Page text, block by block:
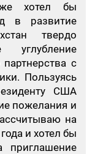
хотел бы
в развитие
твердо
партнерства с
Пользуясь
США
пожелания и
на
и хотел бы
приглашение